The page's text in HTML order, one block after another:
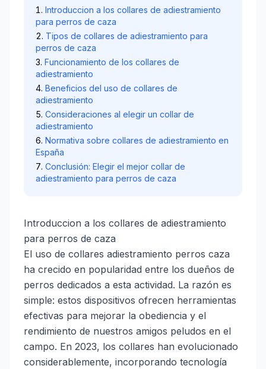
Introduccion a los collares de adiestramiento
para perros de caza
Tipos de collares de adiestramiento para
perros de caza
Funcionamiento de los collares de
adiestramiento
Beneficios del uso de collares de
adiestramiento
Consideraciones al elegir un collar de
adiestramiento
Normativa sobre collares de adiestramiento en
España
Conclusión: Elegir el mejor collar de
adiestramiento para perros de caza
Introduccion a los collares de adiestramiento
para perros de caza
El uso de collares adiestramiento perros caza
ha crecido en popularidad entre los dueños de
perros dedicados a esta actividad. La razón es
simple: estos dispositivos ofrecen herramientas
efectivas para mejorar la obediencia y el
rendimiento de nuestros amigos peludos en el
campo. En 2023, los collares han evolucionado
considerablemente, incorporando tecnología